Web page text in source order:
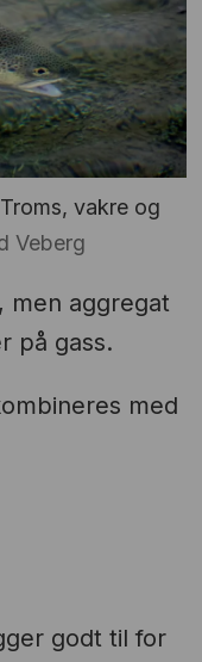
vakre og
Veberg
men aggregat
på gass.
med
godt til for